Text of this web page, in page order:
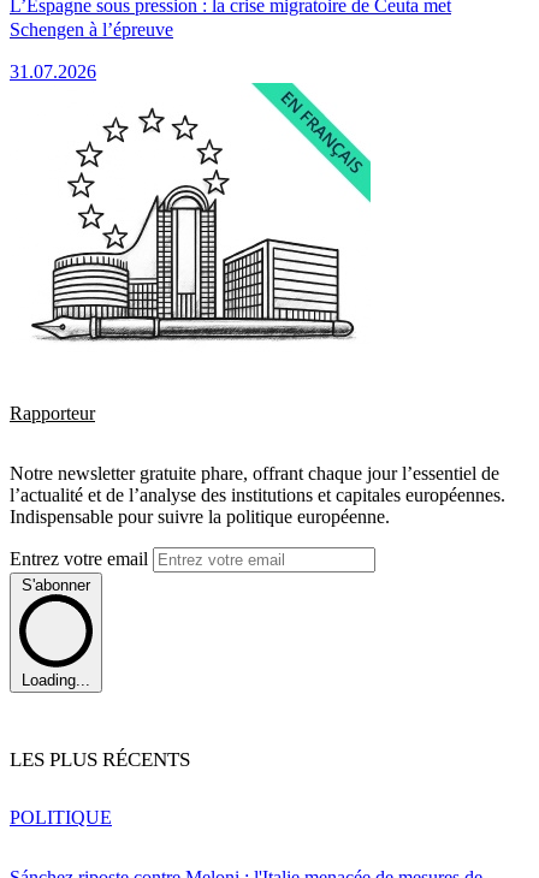
L’Espagne sous pression : la crise migratoire de Ceuta met
Schengen à l’épreuve
31.07.2026
Rapporteur
Notre newsletter gratuite phare, offrant chaque jour l’essentiel de
l’actualité et de l’analyse des institutions et capitales européennes.
Indispensable pour suivre la politique européenne.
Entrez votre email
S'abonner
Loading...
LES PLUS RÉCENTS
POLITIQUE